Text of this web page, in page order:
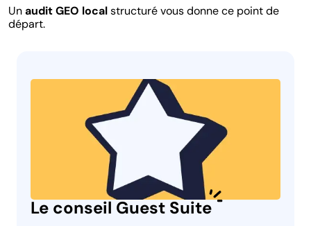
Unaudit GEO localstructuré vous donne ce point de
départ.
Le conseil Guest Suite